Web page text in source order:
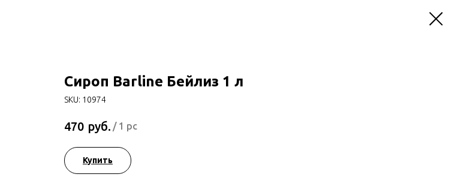
Сироп Barline Бейлиз 1 л
SKU: 10974
470 руб. / 1 pc
Купить